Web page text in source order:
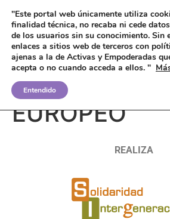
CARNÉ JOVEN
EUROPEO
REALIZA
"Este portal web únicamente utiliza
finalidad técnica, no recaba ni cede
de los usuarios sin su conocimiento. Sin
enlaces a sitios web de terceros con
ajenas a la de Activas y Empoderadas
acepta o no cuando acceda a ellos. "
Entendido